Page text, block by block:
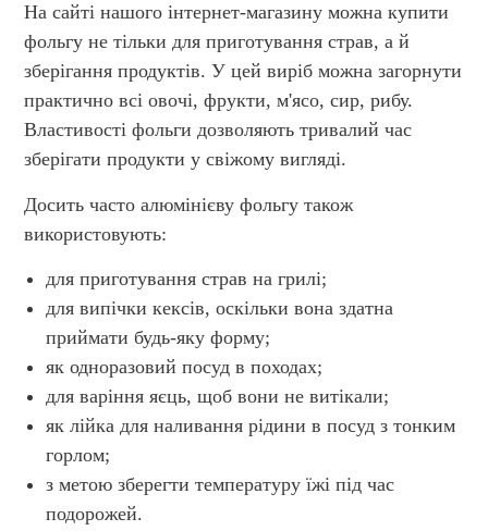
На сайті нашого інтернет-магазину можна купити
фольгу не тільки для приготування страв, а й
зберігання продуктів. У цей виріб можна загорнути
практично всі овочі, фрукти, м'ясо, сир, рибу.
Властивості фольги дозволяють тривалий час
зберігати продукти у свіжому вигляді.
Досить часто алюмінієву фольгу також
використовують:
для приготування страв на грилі;
для випічки кексів, оскільки вона здатна
приймати будь-яку форму;
як одноразовий посуд в походах;
для варіння яєць, щоб вони не витікали;
як лійка для наливання рідини в посуд з тонким
горлом;
з метою зберегти температуру їжі під час
подорожей.